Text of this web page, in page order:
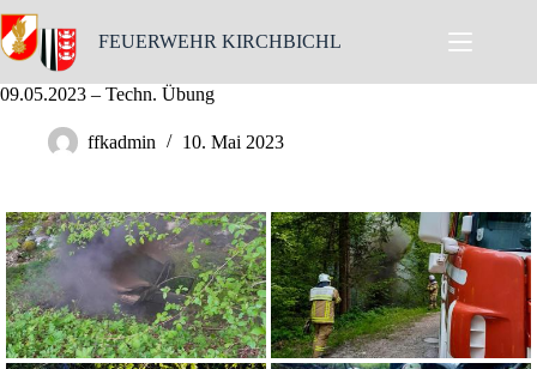
Skip
to
content
FEUERWEHR KIRCHBICHL
09.05.2023 – Techn. Übung
ffkadmin 10. Mai 2023